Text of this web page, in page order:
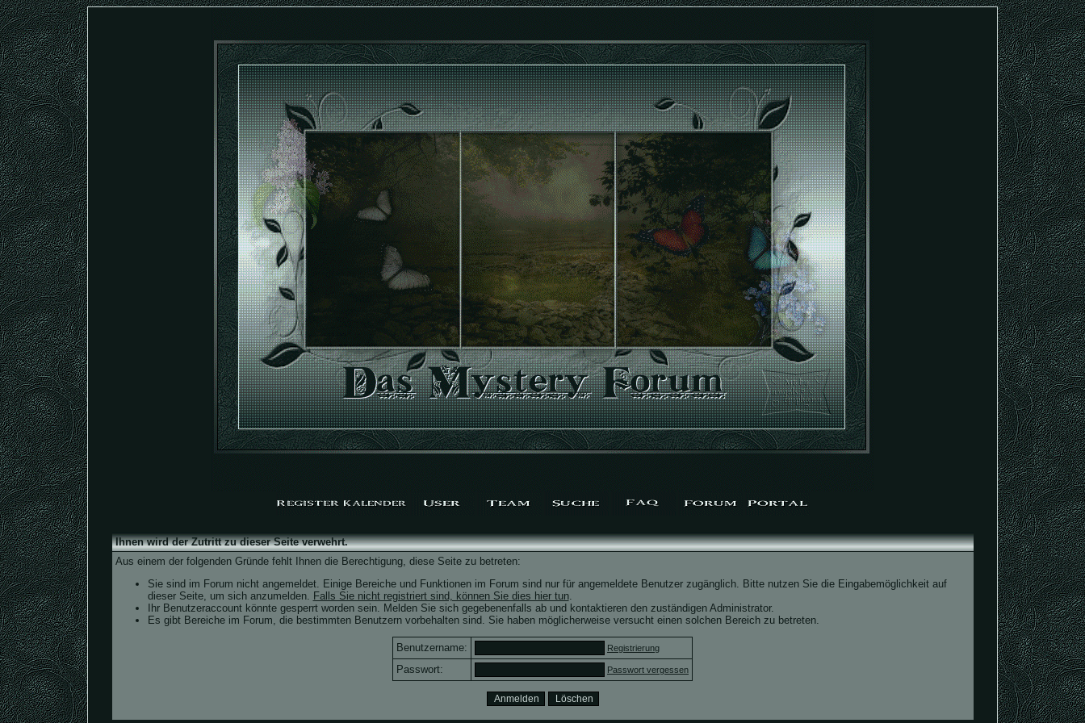
Ihnen wird der Zutritt zu dieser Seite verwehrt.
Aus einem der folgenden Gründe fehlt Ihnen die Berechtigung, diese Seite zu betreten:
Sie sind im Forum nicht angemeldet. Einige Bereiche und Funktionen im Forum sind nur für angemeldete Benutzer zugänglich. Bitte nutzen Sie die Eingabemöglichkeit auf
dieser Seite, um sich anzumelden. Falls Sie nicht registriert sind, können Sie dies hier tun.
Ihr Benutzeraccount könnte gesperrt worden sein. Melden Sie sich gegebenenfalls ab und kontaktieren den zuständigen Administrator.
Es gibt Bereiche im Forum, die bestimmten Benutzern vorbehalten sind. Sie haben möglicherweise versucht einen solchen Bereich zu betreten.
Benutzername: Registrierung
Passwort: Passwort vergessen